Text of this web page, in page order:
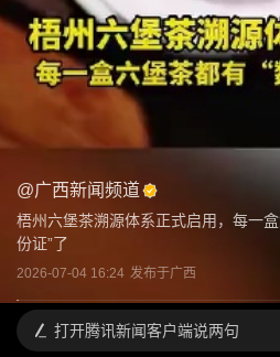
@广西新闻频道
梧州六堡茶溯源体系正式启用，每一
份证”了
2026-07-04 16:24 发布于广西
打开腾讯新闻客户端说两句